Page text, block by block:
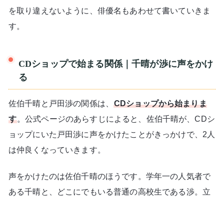
を取り違えないように、俳優名もあわせて書いていきま
す。
CDショップで始まる関係｜千晴が渉に声をかけ
る
佐伯千晴と戸田渉の関係は、CDショップから始まりま
す。公式ページのあらすじによると、佐伯千晴が、CDシ
ョップにいた戸田渉に声をかけたことがきっかけで、2人
は仲良くなっていきます。
声をかけたのは佐伯千晴のほうです。学年一の人気者で
ある千晴と、どこにでもいる普通の高校生である渉。立